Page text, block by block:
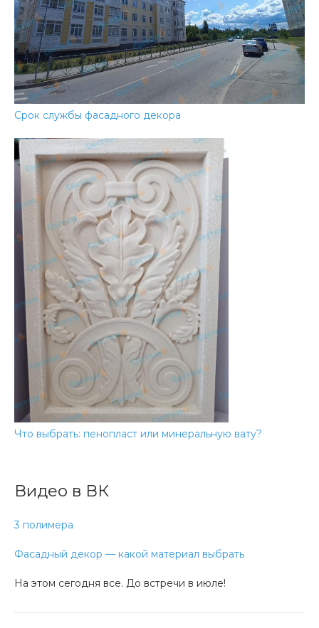
Срок службы фасадного декора
Что выбрать: пенопласт или минеральную вату?
Видео в ВК
3 полимера
Фасадный декор — какой материал выбрать
На этом сегодня все. До встречи в июле!